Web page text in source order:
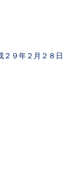
２９年２月２８日